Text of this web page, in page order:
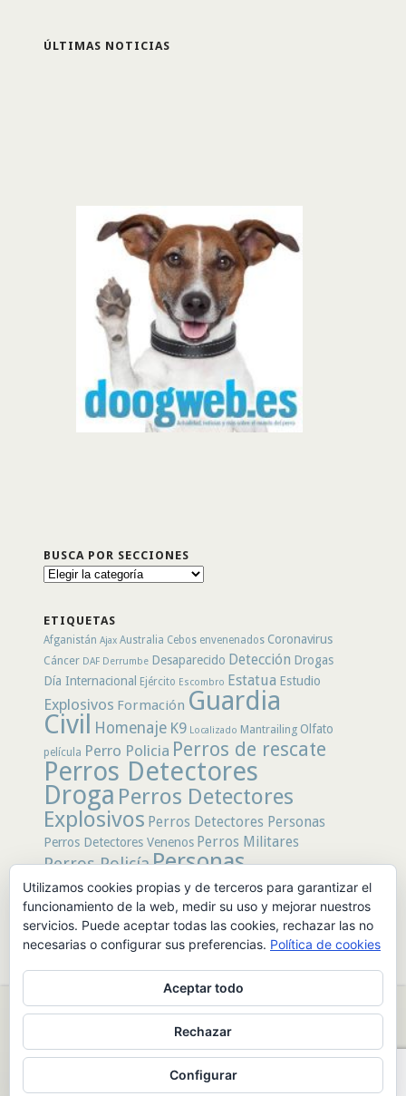
ÚLTIMAS NOTICIAS
BUSCA POR SECCIONES
Busca
ETIQUETAS
Afganistán Ajax Australia Cebos envenenados Coronavirus
Cáncer DAF Derrumbe Desaparecido Detección Drogas
Día Internacional
Ejército Escombro Estatua Estudio
Explosivos Formación Guardia
Civil Homenaje K9 Localizado Mantrailing Olfato
película Perro Policia Perros de rescate
Perros Detectores
Droga Perros Detectores
Explosivos Perros Detectores Personas
Perros Detectores Venenos Perros Militares
Perros PolicíaPersonas
Desaparecidas Policía Policía Local
Policía Nacionalrastro rescate Restos
humanosTerremoto Tertulias Caninas Unidad
canina Veneno Video
© 2026 PerrosdeBusqueda |Política de Privacidad y Aviso Legal|
Utilizamos cookies propias y de terceros para garantizar el
funcionamiento de la web, medir su uso y mejorar nuestros
servicios. Puede aceptar todas las cookies, rechazar las no
necesarias o configurar sus preferencias. Política de cookies
Aceptar todo
Rechazar
Configurar